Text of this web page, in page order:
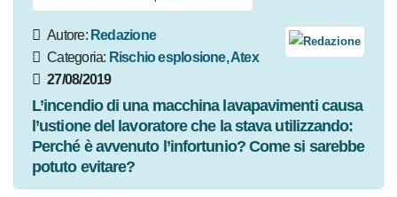
Autore:Redazione
Categoria:Rischio esplosione,
Atex
27/08/2019
L’incendio di una macchina lavapavimenti causa
l’ustione del lavoratore che la stava utilizzando:
Perché è avvenuto l’infortunio? Come si sarebbe
potuto evitare?